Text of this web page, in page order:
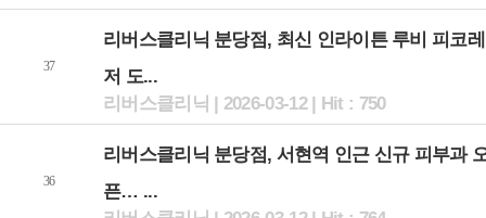
37
리버스클리닉 분당점, 최신 인라이튼 루비 피코
저 도...
리버스클리닉 | 2026-03-12 | Hit : 750
36
리버스클리닉 분당점, 서현역 인근 신규 피부과
픈… ...